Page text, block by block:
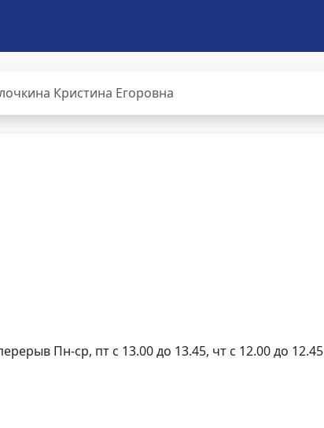
Кристина Егоровна
Пн-ср, пт с 13.00 до 13.45, чт с 12.00 до 12.45